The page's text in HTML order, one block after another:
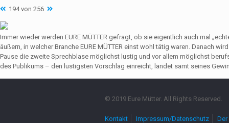
194 von 256
Immer wieder werden EURE MÜTTER gefragt, ob sie eigentlich auch mal
äußern, in welcher Branche EURE MÜTTER einst wohl tätig waren. Danach
Pause die zweite Sprechblase möglichst lustig und vor allem möglichst
des Publikums – den lustigsten Vorschlag einreicht, landet samt seines
© 2019 Eure Mütter. All Rights Reserved.
Kontakt Impressum/Datenschutz